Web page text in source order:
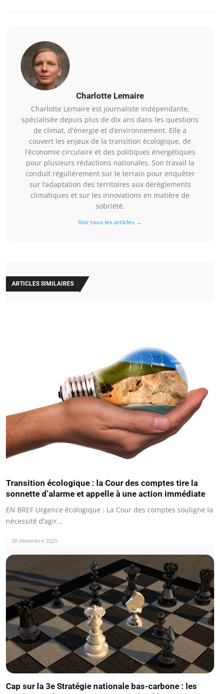
Charlotte Lemaire
Charlotte Lemaire est journaliste indépendante,
spécialisée depuis plus de dix ans dans les questions
de climat, d'énergie et d’environnement. Elle a
couvert les enjeux de la transition écologique, de
l’économie circulaire et des politiques énergétiques
pour plusieurs rédactions nationales. Son travail la
conduit régulièrement sur le terrain pour enquêter
sur l’adaptation des territoires aux dérèglements
climatiques et sur les innovations en matière de
sobriété.
Voir tous les articles →
ARTICLES SIMILAIRES
Transition écologique : la Cour des comptes tire la
sonnette d’alarme et appelle à une action immédiate
EN BREF Urgence écologique : La Cour des comptes souligne la
nécessité d’agir…
28 décembre 2025
Cap sur la 3e Stratégie nationale bas-carbone : les